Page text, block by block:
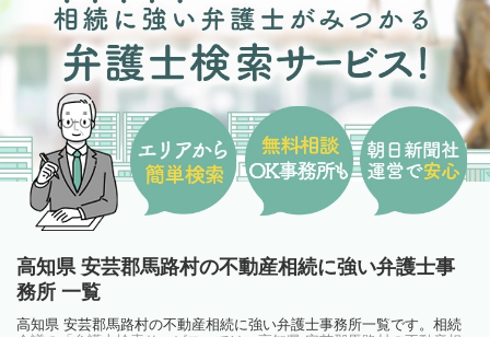
高知県 安芸郡馬路村の不動産相続に強い弁護士事
務所 一覧
高知県 安芸郡馬路村の不動産相続に強い弁護士事務所一覧です。相続